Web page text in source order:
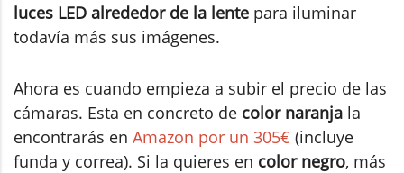
luces LED alrededor de la lente para iluminar
todavía más sus imágenes.
Ahora es cuando empieza a subir el precio de las
cámaras. Esta en concreto de color naranja la
encontrarás en Amazon por un 305€ (incluye
funda y correa). Si la quieres en color negro, más